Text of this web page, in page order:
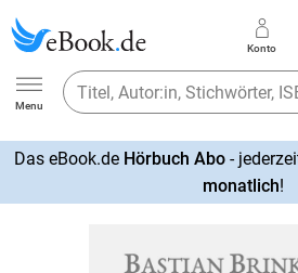
Ebook.de
Menu
Konto
Das eBook.de Hörbuch Abo-
monatlich!